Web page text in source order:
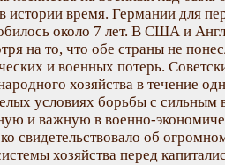
истории время. Германии для
около 7 лет. В США и
на то, что обе страны не
и военных потерь.
хозяйства в течение
условиях борьбы с сильным
и важную в военно-
свидетельствовало об
хозяйства перед